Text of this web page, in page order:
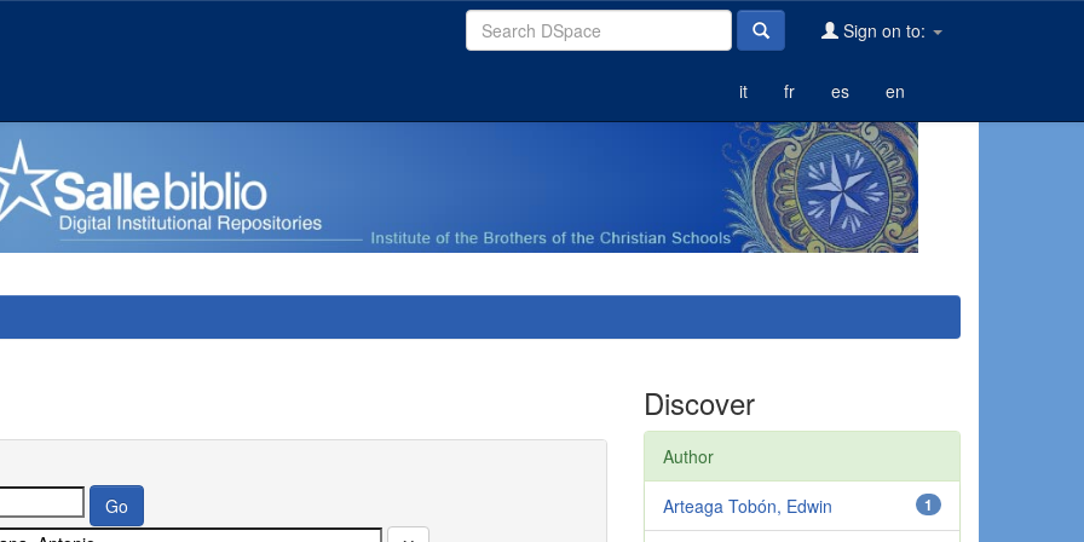
Sign on to:
it fr es en
Discover
Author
1
Arteaga Tobón, Edwin